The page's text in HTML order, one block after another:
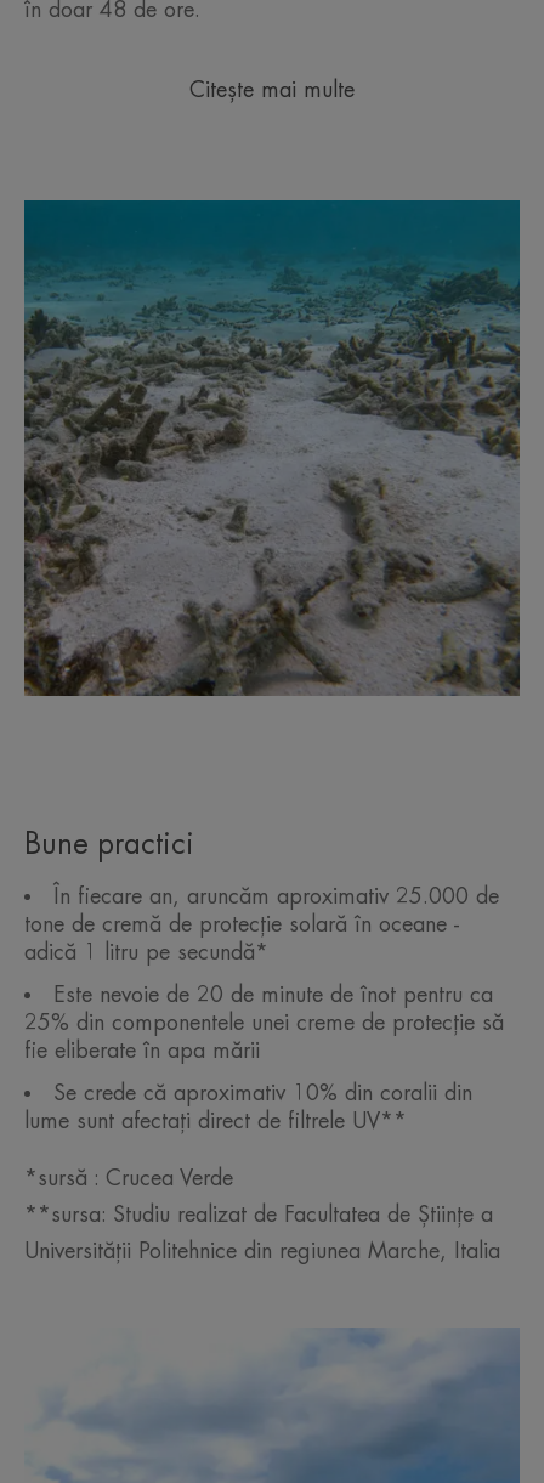
în doar 48 de ore.
Citește mai multe
Bune practici
În fiecare an, aruncăm aproximativ 25.000 de
tone de cremă de protecție solară în oceane -
adică 1 litru pe secundă*
Este nevoie de 20 de minute de înot pentru ca
25% din componentele unei creme de protecție să
fie eliberate în apa mării
Se crede că aproximativ 10% din coralii din
lume sunt afectați direct de filtrele UV**
*sursă : Crucea Verde
**sursa: Studiu realizat de Facultatea de Științe a
Universității Politehnice din regiunea Marche, Italia